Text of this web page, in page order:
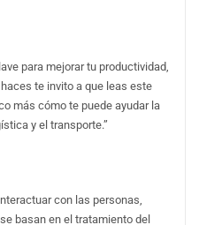
para mejorar tu productividad,
te invito a que leas este
más cómo te puede ayudar la
y el transporte.”
con las personas,
basan en el tratamiento del